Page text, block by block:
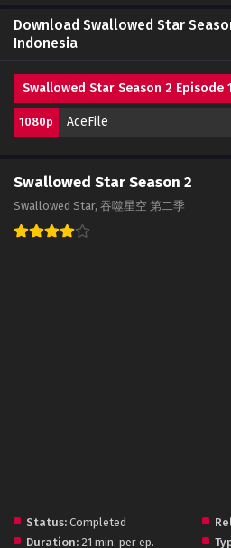
Download Swallowed Star
Indonesia
Swallowed Star Season 2 Episode
1080p AceFile
Swallowed Star Season 2
Swallowed Star, 吞噬星空 第二季
Status: Completed
Duration: 21 min. per ep.